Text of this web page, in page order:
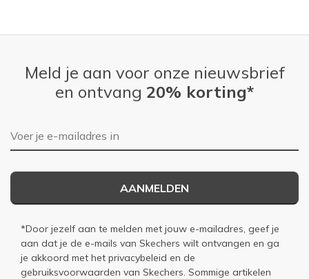
Meld je aan voor onze nieuwsbrief
en ontvang 20% korting*
E-mailadres
AANMELDEN
*Door jezelf aan te melden met jouw e-mailadres, geef je
aan dat je de e-mails van Skechers wilt ontvangen en ga
je akkoord met het privacybeleid en de
gebruiksvoorwaarden van Skechers. Sommige artikelen